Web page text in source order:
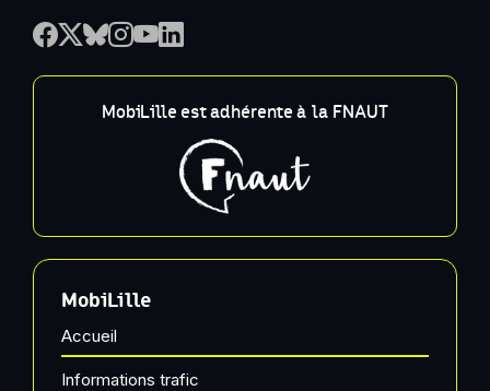
MobiLille est adhérente à la FNAUT
MobiLille
Accueil
Informations trafic